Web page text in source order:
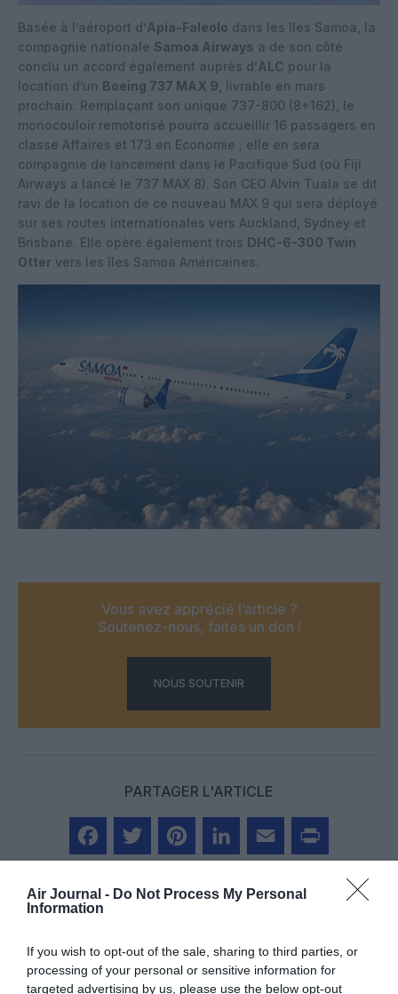
Air Journal - Do Not Process My Personal
Information
If you wish to opt-out of the sale, sharing to third parties, or
processing of your personal or sensitive information for
targeted advertising by us, please use the below opt-out
Basée à l’aéroport d’Apia-Faleolo dans les îles Samoa, la
compagnie nationale Samoa Airways a de son côté
conclu un accord également auprès d’ALC pour la
location d’un Boeing 737 MAX 9 , livrable en mars
prochain. Remplaçant son unique 737-800 (8+162), le
monocouloir remotorisé pourra accueillir 16 passagers en
classe Affaires et 173 en Economie ; elle en sera
compagnie de lancement dans le Pacifique Sud (où Fiji
Airways a lancé le 737 MAX 8). Son CEO Alvin Tuala se dit
ravi de la location de ce nouveau MAX 9 qui sera déployé
sur ses routes internationales vers Auckland, Sydney et
Brisbane. Elle opère également trois DHC-6-300 Twin
Otter vers les îles Samoa Américaines.
Vous avez apprécié l’article ?
Soutenez-nous, faites un don !
NOUS SOUTENIR
PARTAGER L'ARTICLE
COMMENTAIRE(S)